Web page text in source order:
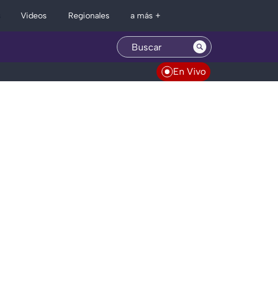
Videos Regionales a más +
En Vivo